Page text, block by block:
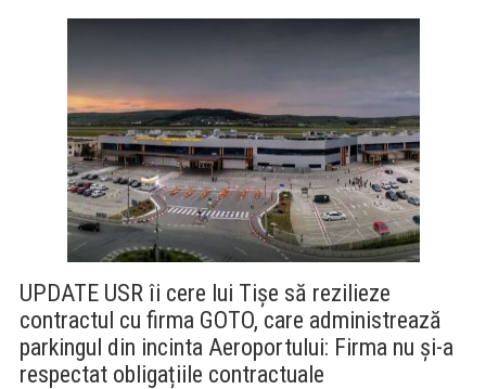
UPDATE USR îi cere lui Tișe să rezilieze
contractul cu firma GOTO, care administrează
parkingul din incinta Aeroportului: Firma nu și-a
respectat obligațiile contractuale